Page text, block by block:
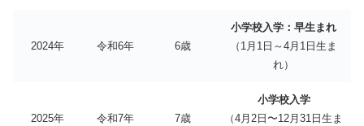
2024年 令和6年 6歳
小学校入学：早生まれ
（1月1日～4月1日生ま
れ）
2025年 令和7年 7歳
小学校入学
（4月2日〜12月31日生ま